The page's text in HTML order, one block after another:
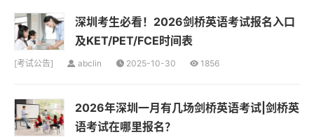
深圳考生必看！2026剑桥英语考试报名入口
及KET/PET/FCE时间表
[考试公告] abclin 2025-10-30 1856
2026年深圳一月有几场剑桥英语考试|剑桥英
语考试在哪里报名？